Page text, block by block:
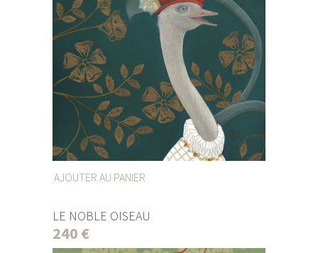
AJOUTER AU PANIER
LE NOBLE OISEAU
240 €